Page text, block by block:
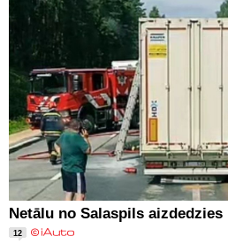
Netālu no Salaspils aizdedzies
12